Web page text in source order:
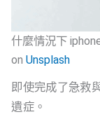
什麼情況下
on Unsplash
即使完成了急救
遺症。